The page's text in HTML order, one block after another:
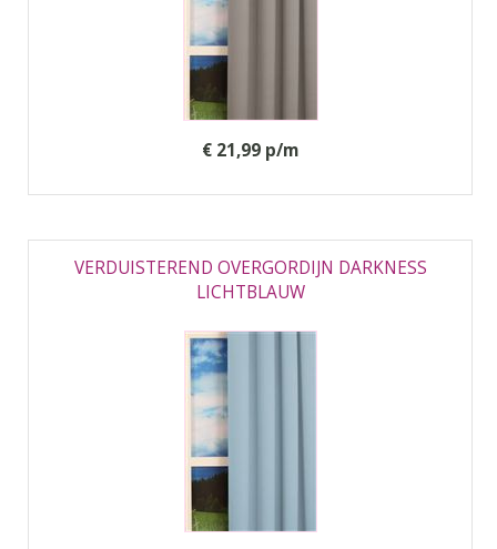
€ 21,99 p/m
VERDUISTEREND OVERGORDIJN DARKNESS
LICHTBLAUW